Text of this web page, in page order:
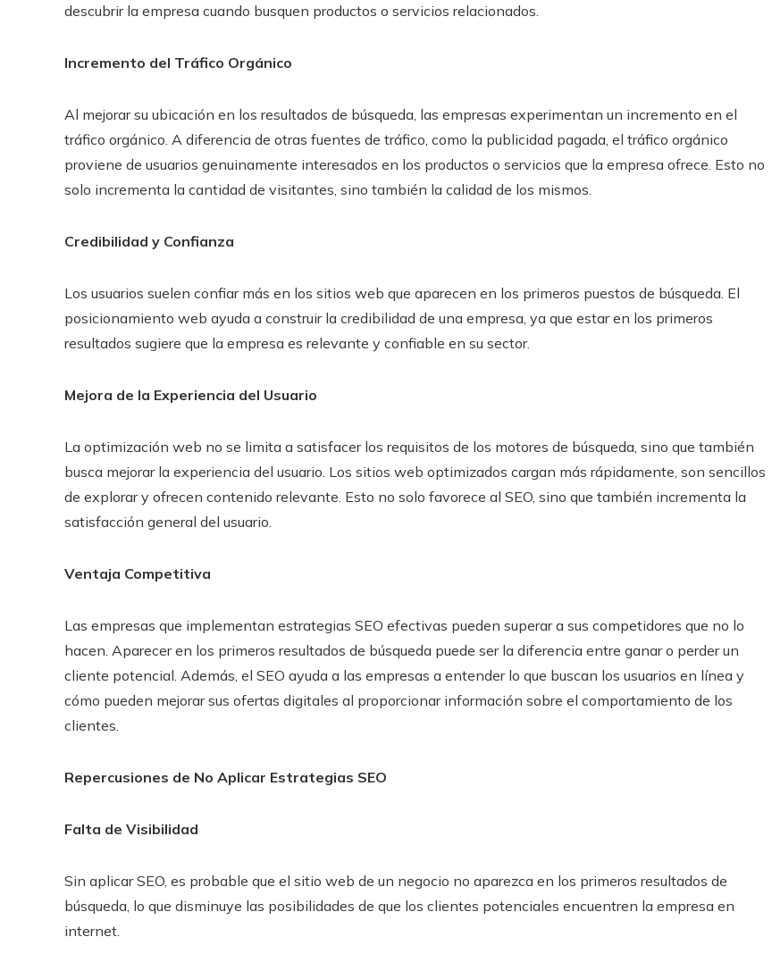
descubrir la empresa cuando busquen productos o servicios relacionados.
Incremento del Tráfico Orgánico
Al mejorar su ubicación en los resultados de búsqueda, las empresas experimentan un incremento en el
tráfico orgánico. A diferencia de otras fuentes de tráfico, como la publicidad pagada, el tráfico orgánico
proviene de usuarios genuinamente interesados en los productos o servicios que la empresa ofrece. Esto no
solo incrementa la cantidad de visitantes, sino también la calidad de los mismos.
Credibilidad y Confianza
Los usuarios suelen confiar más en los sitios web que aparecen en los primeros puestos de búsqueda. El
posicionamiento web ayuda a construir la credibilidad de una empresa, ya que estar en los primeros
resultados sugiere que la empresa es relevante y confiable en su sector.
Mejora de la Experiencia del Usuario
La optimización web no se limita a satisfacer los requisitos de los motores de búsqueda, sino que también
busca mejorar la experiencia del usuario. Los sitios web optimizados cargan más rápidamente, son sencillos
de explorar y ofrecen contenido relevante. Esto no solo favorece al SEO, sino que también incrementa la
satisfacción general del usuario.
Ventaja Competitiva
Las empresas que implementan estrategias SEO efectivas pueden superar a sus competidores que no lo
hacen. Aparecer en los primeros resultados de búsqueda puede ser la diferencia entre ganar o perder un
cliente potencial. Además, el SEO ayuda a las empresas a entender lo que buscan los usuarios en línea y
cómo pueden mejorar sus ofertas digitales al proporcionar información sobre el comportamiento de los
clientes.
Repercusiones de No Aplicar Estrategias SEO
Falta de Visibilidad
Sin aplicar SEO, es probable que el sitio web de un negocio no aparezca en los primeros resultados de
búsqueda, lo que disminuye las posibilidades de que los clientes potenciales encuentren la empresa en
internet.